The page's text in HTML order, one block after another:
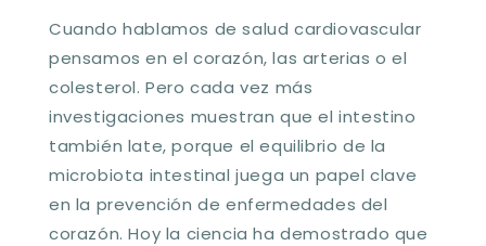
Cuando hablamos de salud cardiovascular
pensamos en el corazón, las arterias o el
colesterol. Pero cada vez más
investigaciones muestran que el intestino
también late, porque el equilibrio de la
microbiota intestinal juega un papel clave
en la prevención de enfermedades del
corazón. Hoy la ciencia ha demostrado que